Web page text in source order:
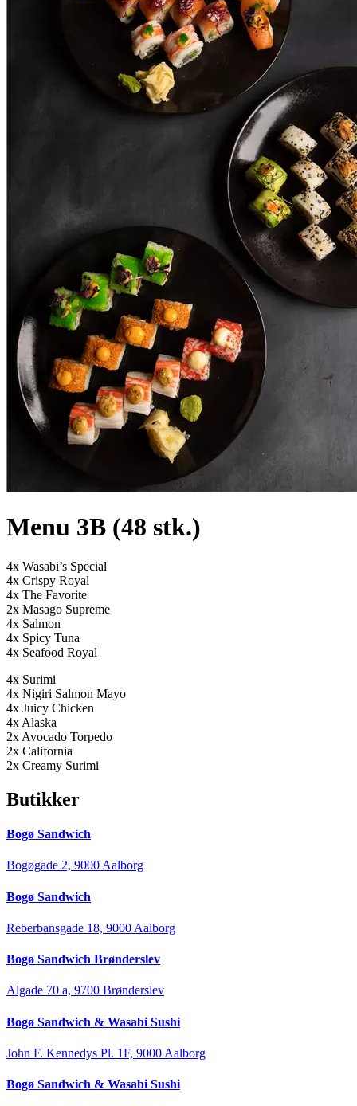
Menu 3B (48 stk.)
4x Wasabi’s Special
4x Crispy Royal
4x The Favorite
2x Masago Supreme
4x Salmon
4x Spicy Tuna
4x Seafood Royal
4x Surimi
4x Nigiri Salmon Mayo
4x Juicy Chicken
4x Alaska
2x Avocado Torpedo
2x California
2x Creamy Surimi
Butikker
Bogø Sandwich
Bogøgade 2, 9000 Aalborg
Bogø Sandwich
Reberbansgade 18, 9000 Aalborg
Bogø Sandwich Brønderslev
Algade 70 a, 9700 Brønderslev
Bogø Sandwich & Wasabi Sushi
John F. Kennedys Pl. 1F, 9000 Aalborg
Bogø Sandwich & Wasabi Sushi